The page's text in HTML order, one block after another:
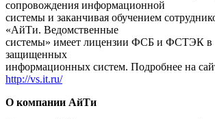
сопровождения информационной
системы и заканчивая обучением
«АйТи. Ведомственные
системы» имеет лицензии ФСБ и ФСТЭК в
защищенных
информационных систем. Подробнее на
http://vs.it.ru/
О компании АйТи